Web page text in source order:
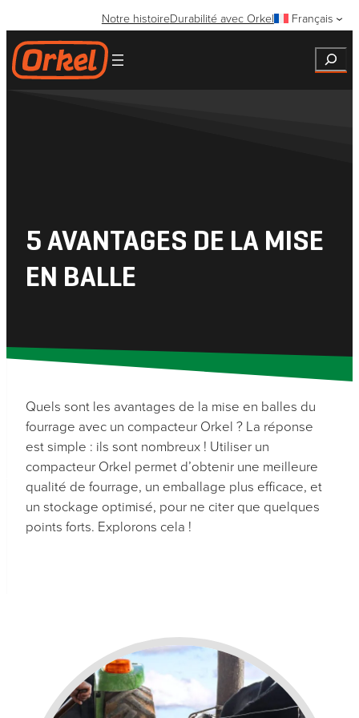
au
contenu
Notre histoireDurabilité avec Orkel Français
Search
5 AVANTAGES DE LA MISE
EN BALLE
Quels sont les avantages de la mise en balles du
fourrage avec un compacteur Orkel ? La réponse
est simple : ils sont nombreux ! Utiliser un
compacteur Orkel permet d’obtenir une meilleure
qualité de fourrage, un emballage plus efficace, et
un stockage optimisé, pour ne citer que quelques
points forts. Explorons cela !
sont
nécessaires au
fonctionnement
du site web.